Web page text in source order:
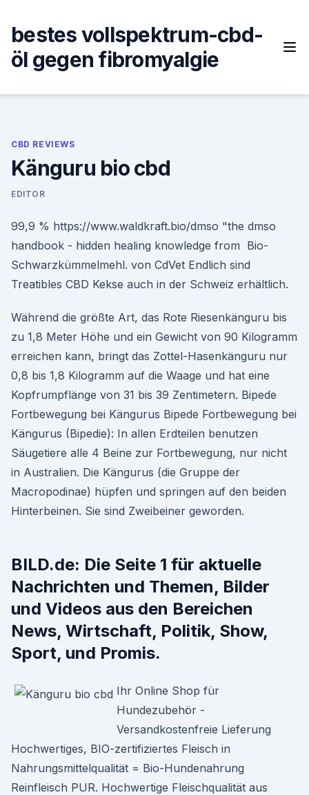
content
bestes vollspektrum-cbd-
öl gegen fibromyalgie
CBD REVIEWS
Känguru bio cbd
EDITOR
99,9 % https://www.waldkraft.bio/dmso "the dmso
handbook - hidden healing knowledge from Bio-
Schwarzkümmelmehl. von CdVet Endlich sind
Treatibles CBD Kekse auch in der Schweiz erhältlich.
Während die größte Art, das Rote Riesenkänguru bis
zu 1,8 Meter Höhe und ein Gewicht von 90 Kilogramm
erreichen kann, bringt das Zottel-Hasenkänguru nur
0,8 bis 1,8 Kilogramm auf die Waage und hat eine
Kopfrumpflänge von 31 bis 39 Zentimetern. Bipede
Fortbewegung bei Kängurus Bipede Fortbewegung bei
Kängurus (Bipedie): In allen Erdteilen benutzen
Säugetiere alle 4 Beine zur Fortbewegung, nur nicht
in Australien. Die Kängurus (die Gruppe der
Macropodinae) hüpfen und springen auf den beiden
Hinterbeinen. Sie sind Zweibeiner geworden.
BILD.de: Die Seite 1 für aktuelle
Nachrichten und Themen, Bilder
und Videos aus den Bereichen
News, Wirtschaft, Politik, Show,
Sport, und Promis.
Ihr Online Shop für
Hundezubehör -
Versandkostenfreie Lieferung
Hochwertiges, BIO-zertifiziertes Fleisch in
Nahrungsmittelqualität = Bio-Hundenahrung
Reinfleisch PUR. Hochwertige Fleischqualität aus